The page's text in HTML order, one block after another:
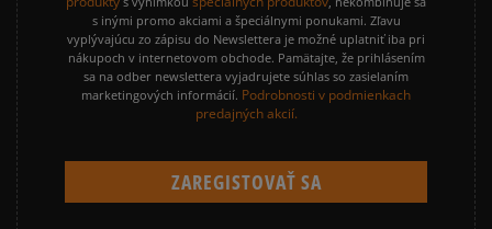
s inými promo akciami a špeciálnymi ponukami. Zľavu
vyplývajúcu zo zápisu do Newslettera je možné uplatniť iba pri
nákupoch v internetovom obchode. Pamätajte, že prihlásením
sa na odber newslettera vyjadrujete súhlas so zasielaním
marketingových informácií. Podrobnosti v podmienkach
predajných akcií.